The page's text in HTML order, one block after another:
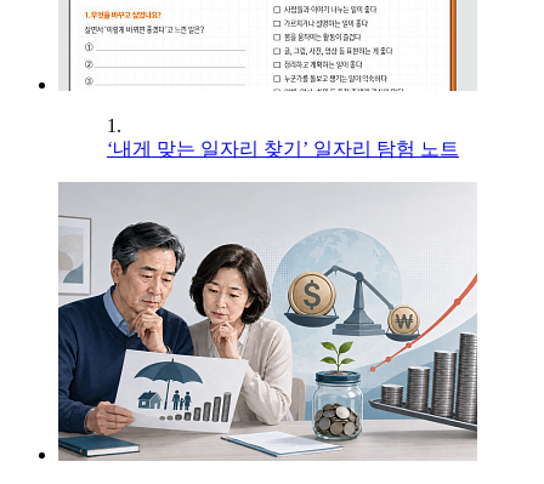
1.
‘내게 맞는 일자리 찾기’ 일자리 탐험 노트